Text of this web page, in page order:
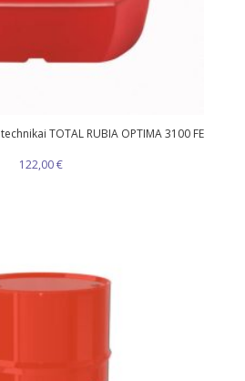
TOTAL RUBIA OPTIMA 3100 FE
122,00€